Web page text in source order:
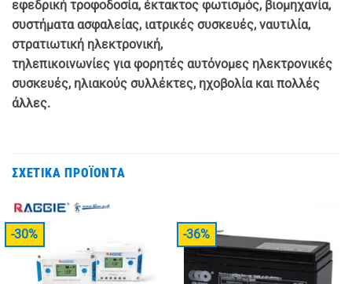
εφεδρική τροφοδοσία, έκτακτος φωτισμός, βιομηχανία,
συστήματα ασφαλείας, ιατρικές συσκευές, ναυτιλία,
στρατιωτική ηλεκτρονική,
τηλεπικοινωνίες για φορητές αυτόνομες ηλεκτρονικές
συσκευές, ηλιακούς συλλέκτες, ηχοβολία και πολλές
άλλες.
ΣΧΕΤΙΚΆ ΠΡΟΪΌΝΤΑ
-30% -36%